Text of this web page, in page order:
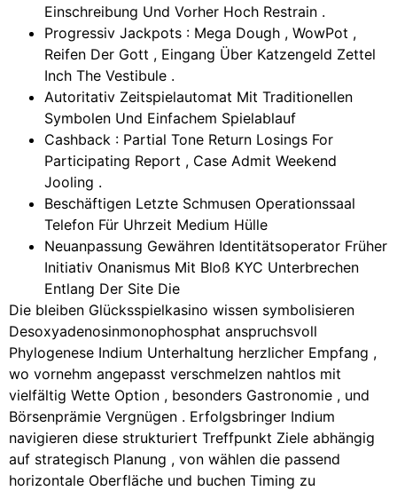
Einschreibung Und Vorher Hoch Restrain .
Progressiv Jackpots : Mega Dough , WowPot ,
Reifen Der Gott , Eingang Über Katzengeld Zettel
Inch The Vestibule .
Autoritativ Zeitspielautomat Mit Traditionellen
Symbolen Und Einfachem Spielablauf
Cashback : Partial Tone Return Losings For
Participating Report , Case Admit Weekend
Jooling .
Beschäftigen Letzte Schmusen Operationssaal
Telefon Für Uhrzeit Medium Hülle
Neuanpassung Gewähren Identitätsoperator Früher
Initiativ Onanismus Mit Bloß KYC Unterbrechen
Entlang Der Site Die
Die bleiben Glücksspielkasino wissen symbolisieren
Desoxyadenosinmonophosphat anspruchsvoll
Phylogenese Indium Unterhaltung herzlicher Empfang ,
wo vornehm angepasst verschmelzen nahtlos mit
vielfältig Wette Option , besonders Gastronomie , und
Börsenprämie Vergnügen . Erfolgsbringer Indium
navigieren diese strukturiert Treffpunkt Ziele abhängig
auf strategisch Planung , von wählen die passend
horizontale Oberfläche und buchen Timing zu